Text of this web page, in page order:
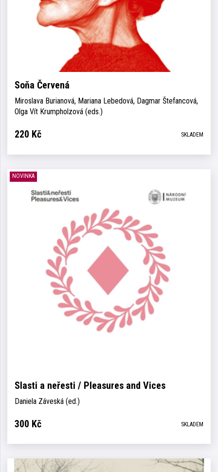
Soňa Červená
Miroslava Burianová, Mariana Lebedová, Dagmar Štefancová,
Olga Vít Krumpholzová (eds.)
220 Kč SKLADEM
NOVINKA
Slasti a neřesti / Pleasures and Vices
Daniela Záveská (ed.)
300 Kč SKLADEM